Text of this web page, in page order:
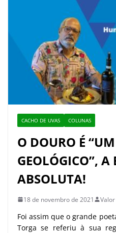
CACHO DE UVAS COLUNAS
O DOURO É
GEOLÓGICO”, A
ABSOLUTA!
18 de novembro de 2021
Foi assim que o grande
Torga se referiu à sua